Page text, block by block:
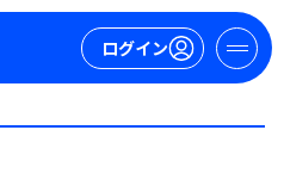
ログイン